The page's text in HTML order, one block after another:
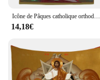
Icône de Pâques catholique orthodoxe russe, rélavoisier du Christ Jésus, anges, tapisserie traditionnelle sacrée par Ho Me CAN i, décoration d'intérieur
14,18€